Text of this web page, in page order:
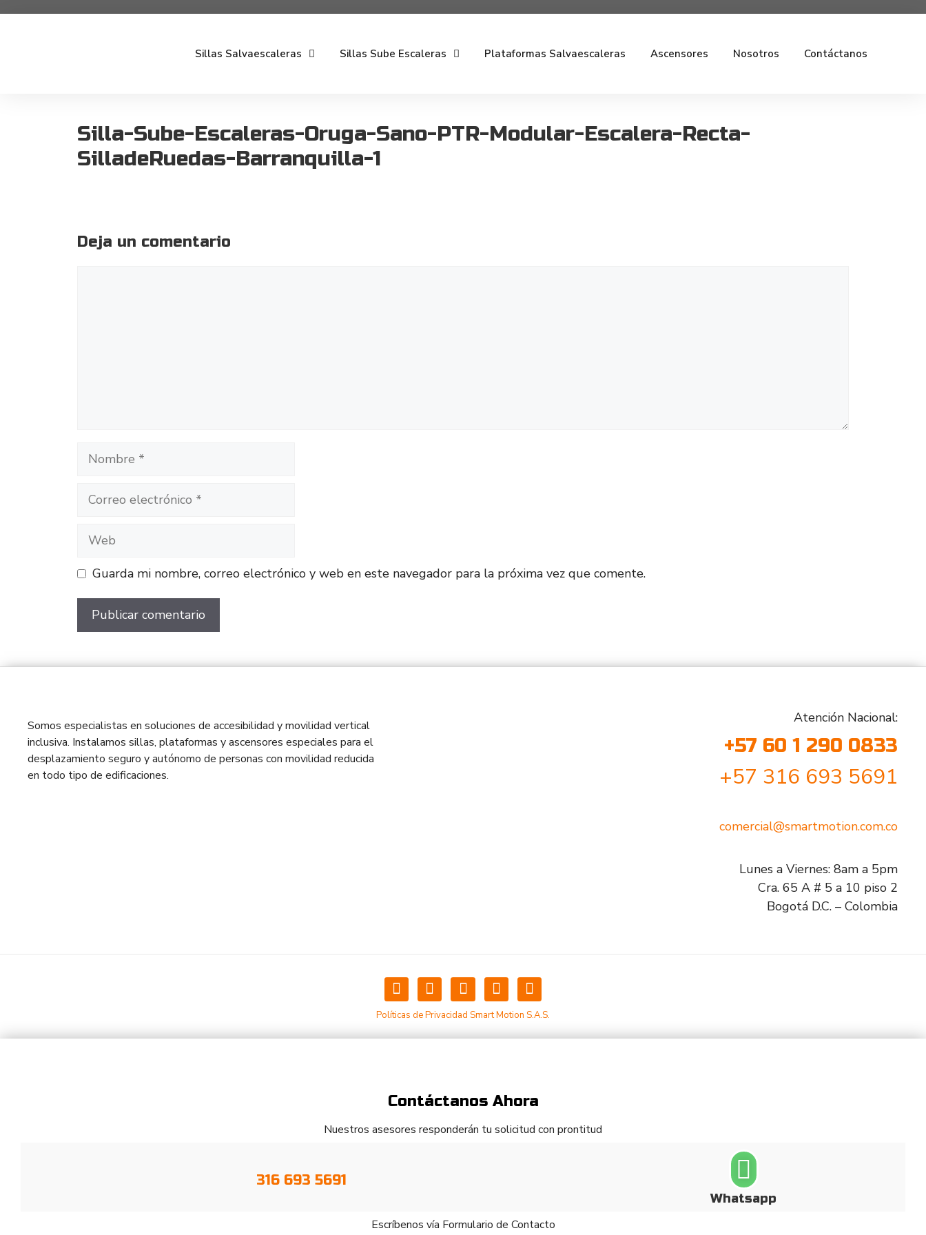
Sillas Salvaescaleras Sillas Sube Escaleras Plataformas Salvaescaleras Ascensores Nosotros Contáctanos
Silla-Sube-Escaleras-Oruga-Sano-PTR-Modular-Escalera-Recta-
SilladeRuedas-Barranquilla-1
Deja un comentario
Guarda mi nombre, correo electrónico y web en este navegador para la próxima vez que comente.
Somos especialistas en soluciones de accesibilidad y movilidad vertical
inclusiva. Instalamos sillas, plataformas y ascensores especiales para el
desplazamiento seguro y autónomo de personas con movilidad reducida
en todo tipo de edificaciones.
Atención Nacional:
+57 60 1 290 0833
+57 316 693 5691
comercial@smartmotion.com.co
Lunes a Viernes: 8am a 5pm
Cra. 65 A # 5 a 10 piso 2
Bogotá D.C. – Colombia
Políticas de Privacidad Smart Motion S.A.S.
Contáctanos Ahora
Nuestros asesores responderán tu solicitud con prontitud
316 693 5691
Whatsapp
Escríbenos vía Formulario de Contacto